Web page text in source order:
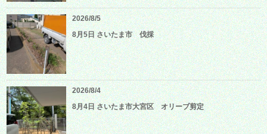
2026/8/5
8月5日 さいたま市 伐採
2026/8/4
8月4日 さいたま市大宮区 オリーブ剪定